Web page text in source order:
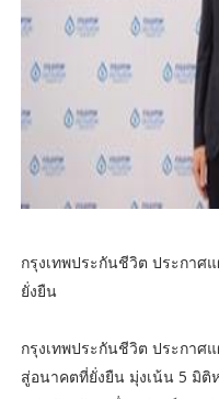
กรุงเทพประกันชีวิต ประกาศ
ยั่งยืน
กรุงเทพประกันชีวิต ประกาศ
สู่อนาคตที่ยั่งยืน มุ่งเน้น 5 มิติ